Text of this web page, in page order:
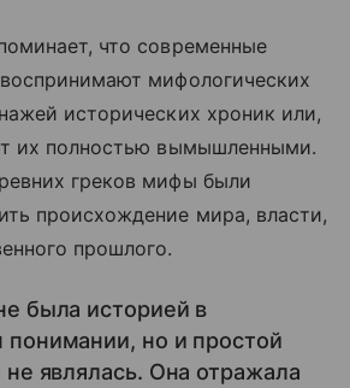
что современные
мифологических
исторических хроник или,
их полностью вымышленными.
греков мифы были
происхождение мира, власти,
прошлого.
была историей в
но и простой
не являлась. Она отражала